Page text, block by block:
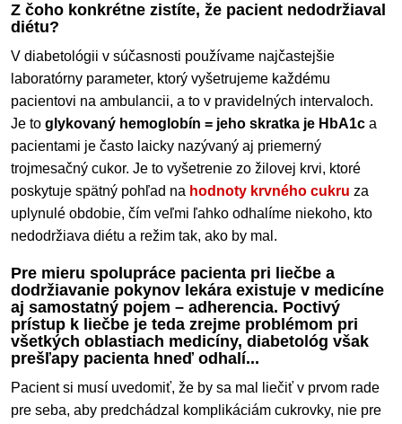
Z čoho konkrétne zistíte, že pacient nedodržiaval
diétu?
V diabetológii v súčasnosti používame najčastejšie
laboratórny parameter, ktorý vyšetrujeme každému
pacientovi na ambulancii, a to v pravidelných intervaloch.
Je to glykovaný hemoglobín = jeho skratka je HbA1c a
pacientami je často laicky nazývaný aj priemerný
trojmesačný cukor. Je to vyšetrenie zo žilovej krvi, ktoré
poskytuje spätný pohľad na hodnoty krvného cukru za
uplynulé obdobie, čím veľmi ľahko odhalíme niekoho, kto
nedodržiava diétu a režim tak, ako by mal.
Pre mieru spolupráce pacienta pri liečbe a
dodržiavanie pokynov lekára existuje v medicíne
aj samostatný pojem – adherencia. Poctivý
prístup k liečbe je teda zrejme problémom pri
všetkých oblastiach medicíny, diabetológ však
prešľapy pacienta hneď odhalí...
Pacient si musí uvedomiť, že by sa mal liečiť v prvom rade
pre seba, aby predchádzal komplikáciám cukrovky, nie pre